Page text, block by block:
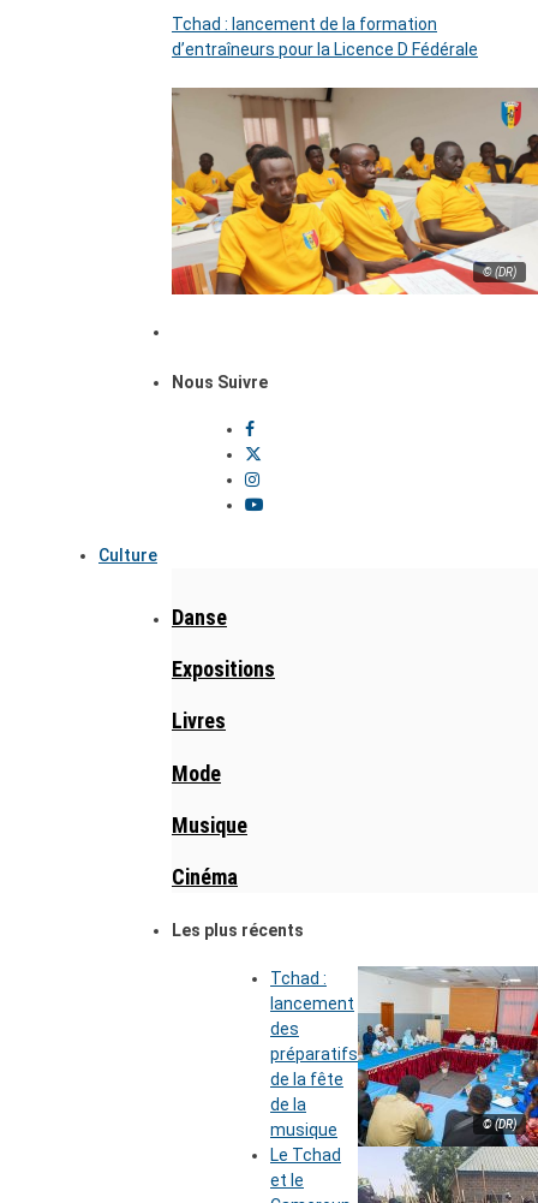
Tchad : lancement de la formation
d’entraîneurs pour la Licence D Fédérale
© (DR)
Nous Suivre
Culture
Danse
Expositions
Livres
Mode
Musique
Cinéma
Les plus récents
© (DR)
Tchad :
lancement
des
préparatifs
de la fête
de la
musique
Le Tchad
et le